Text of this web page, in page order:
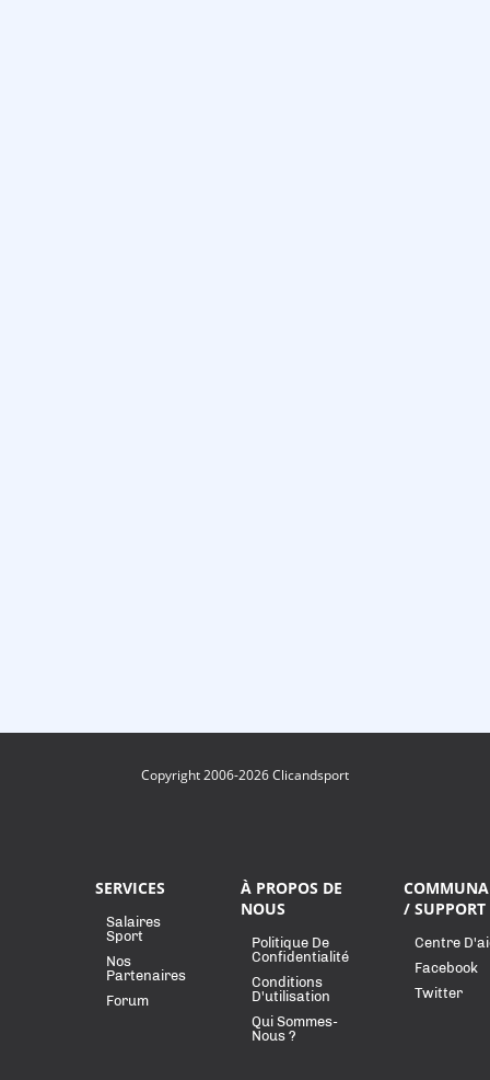
Copyright 2006-2026 Clicandsport
SERVICES
Salaires
Sport
Nos
Partenaires
Forum
À PROPOS DE
NOUS
Politique De
Confidentialité
Conditions
D'utilisation
Qui Sommes-
Nous ?
/ SUPPORT
Centre
Facebook
Twitter